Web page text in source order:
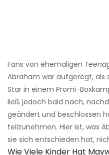
Fans von ehemaligen
Abraham war aufgeregt, als
Star in einem Promi-
ließ jedoch bald nach,
geändert und beschlossen
teilzunehmen. Hier ist, was
sie sich entschieden hat,
Wie Viele Kinder Hat